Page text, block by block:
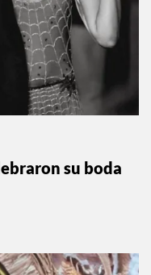
su boda